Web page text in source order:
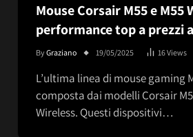
Mouse Corsair M55 e M55
performance top a prezzi
ByGraziano 19/05/2025 16Views
L’ultima linea di mouse gaming
composta dai modelli Corsair
Wireless. Questi dispositivi…